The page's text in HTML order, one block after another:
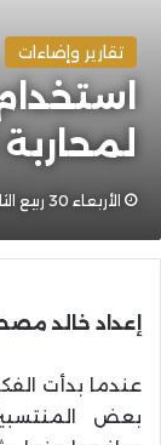
تقارير وإضاءات
الأربعاء 30 ربيع الثاني 1439هـ 17-1-2018م
إعداد خالد
عندما بدأت
بعض